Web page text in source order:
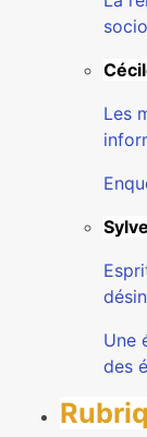
Les
Une
des